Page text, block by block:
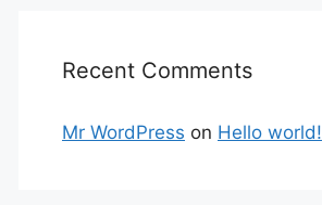
Recent Comments
Mr WordPress on Hello world!